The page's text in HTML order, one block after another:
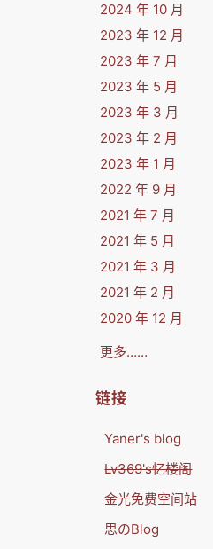
2024 年 10 月
2023 年 12 月
2023 年 7 月
2023 年 5 月
2023 年 3 月
2023 年 2 月
2023 年 1 月
2022 年 9 月
2021 年 7 月
2021 年 5 月
2021 年 3 月
2021 年 2 月
2020 年 12 月
更多……
链接
Yaner's blog
Lv369's忆楼阁
金光免费空间站
思のBlog